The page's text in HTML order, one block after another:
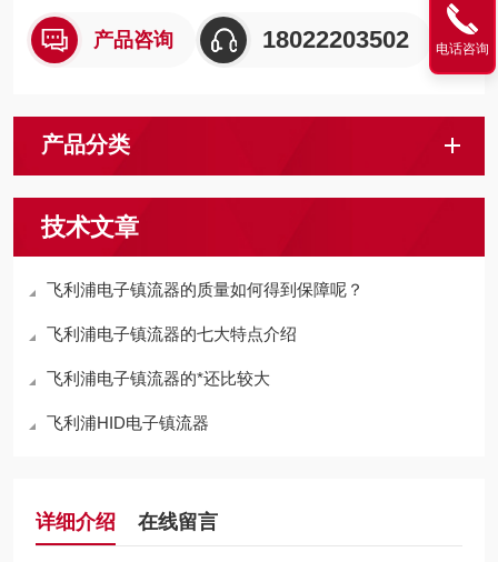
产品咨询 18022203502
产品分类
技术文章
飞利浦电子镇流器的质量如何得到保障呢？
飞利浦电子镇流器的七大特点介绍
飞利浦电子镇流器的*还比较大
飞利浦HID电子镇流器
详细介绍 在线留言
电话咨询